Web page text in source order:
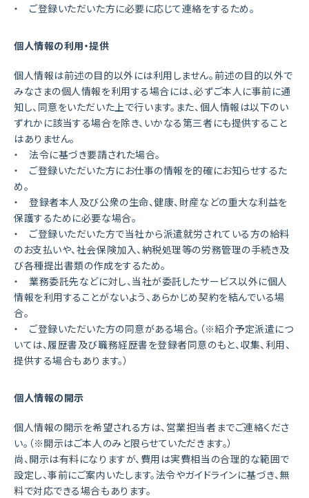
・ ご登録いただいた方に必要に応じて連絡をするため。
個人情報の利用・提供
個人情報は前述の目的以外には利用しません。前述の目的以外で
みなさまの個人情報を利用する場合には、必ずご本人に事前に通
知し、同意をいただいた上で行います。また、個人情報は以下のい
ずれかに該当する場合を除き、いかなる第三者にも提供すること
はありません。
・ 法令に基づき要請された場合。
・ ご登録いただいた方にお仕事の情報を的確にお知らせするた
め。
・ 登録者本人及び公衆の生命、健康、財産などの重大な利益を
保護するために必要な場合。
・ ご登録いただいた方で当社から派遣就労されている方の給料
のお支払いや、社会保険加入、納税処理等の労務管理の手続き及
び各種提出書類の作成をするため。
・ 業務委託先などに対し、当社が委託したサービス以外に個人
情報を利用することがないよう、あらかじめ契約を結んでいる場
合。
・ ご登録いただいた方の同意がある場合。（※紹介予定派遣につ
いては、履歴書及び職務経歴書を登録者同意のもと、収集、利用、
提供する場合もあります。）
個人情報の開示
個人情報の開示を希望される方は、営業担当者までご連絡くださ
い。（※開示はご本人のみと限らせていただきます。）
尚、開示は有料になりますが、費用は実費相当の合理的な範囲で
設定し、事前にご案内いたします。法令やガイドラインに基づき、無
料で対応できる場合もあります。